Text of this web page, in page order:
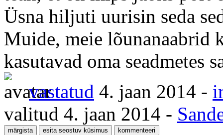
Üsna hiljuti uurisin seda
Muide, meie lõunanaabrid
kasutavad oma seadmetes
vastatud 4. jaan 2014 -
valitud 4. jaan 2014 -